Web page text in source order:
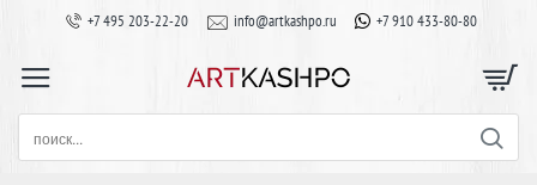
+7 495 203-22-20 info@artkashpo.ru +7 910 433-80-80
поиск...